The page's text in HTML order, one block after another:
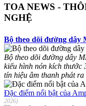
TOA NEWS -
NGHỆ
Bộ theo dõi đường dây
Bộ theo dõi đường dây
kiểu hình nón kích thước
tín hiệu âm thanh phát
Đặc điểm nổi bật của
2026)